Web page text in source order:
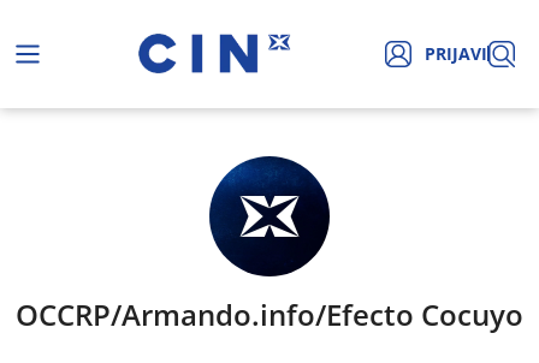
PRIJAVI
OCCRP/Armando.info/Efecto Cocuyo